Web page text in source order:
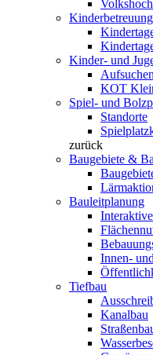
Kinderbetreuung
Kinder- und
KOT
Spiel- und
Standorte
zurück
Baugebiete &
Bauleitplanung
Innen-
Tiefbau
Kanalbau